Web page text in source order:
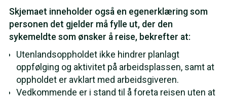
Skjemaet inneholder også en egenerklæring som
personen det gjelder må fylle ut, der den
sykemeldte som ønsker å reise, bekrefter at:
Utenlandsoppholdet ikke hindrer planlagt
oppfølging og aktivitet på arbeidsplassen, samt at
oppholdet er avklart med arbeidsgiveren.
Vedkommende er i stand til å foreta reisen uten at